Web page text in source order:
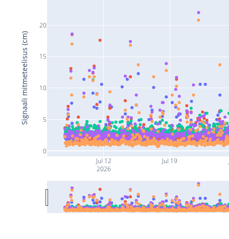
Jul 12
2026
Jul 19
0
5
10
15
20
Signaali mitmeteelisus (cm)